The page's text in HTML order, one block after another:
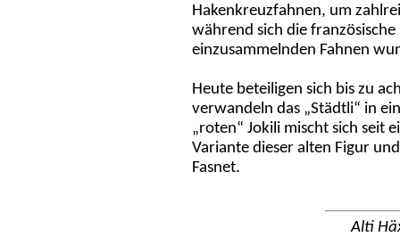
Hakenkreuzfahnen, um
während sich die
einzusammelnden Fahnen
Heute beteiligen sich bis zu
verwandeln das „Städtli“ in
„roten“ Jokili mischt sich seit
Variante dieser alten Figur
Fasnet.
Alti